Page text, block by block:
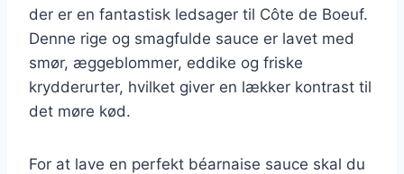
der er en fantastisk ledsager til Côte de Boeuf.
Denne rige og smagfulde sauce er lavet med
smør, æggeblommer, eddike og friske
krydderurter, hvilket giver en lækker kontrast til
det møre kød.
For at lave en perfekt béarnaise sauce skal du